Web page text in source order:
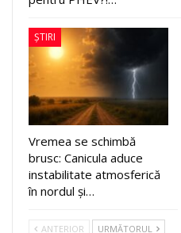
ȘTIRI
Vremea se schimbă
brusc: Canicula aduce
instabilitate atmosferică
în nordul și…
ANTERIOR URMĂTORUL